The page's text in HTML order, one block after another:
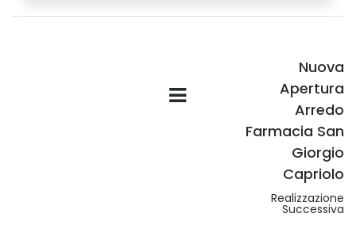
Nuova
Apertura
Arredo
Farmacia San
Giorgio
Capriolo
Realizzazione
Successiva